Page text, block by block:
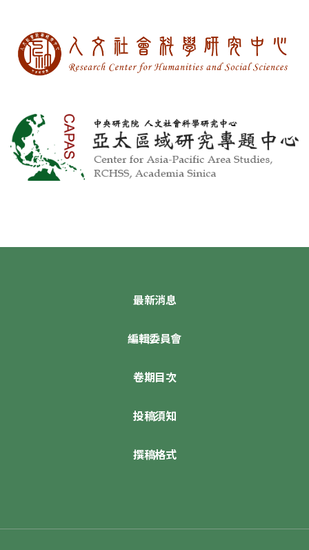
最新消息
編輯委員會
卷期目次
投稿須知
撰稿格式